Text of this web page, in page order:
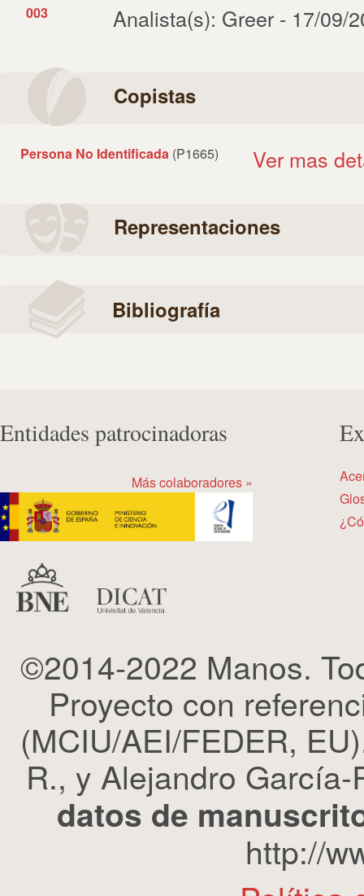
003 Analista(s): Greer - 17/09/
Copistas
Persona No Identificada (P1665) Ver mas
Representaciones
Bibliografía
Entidades patrocinadoras
Más colaboradores »
©2014-2022 Manos.
Proyecto con
(MCIU/AEI/FEDER,
R., y Alejandro
datos de
http://